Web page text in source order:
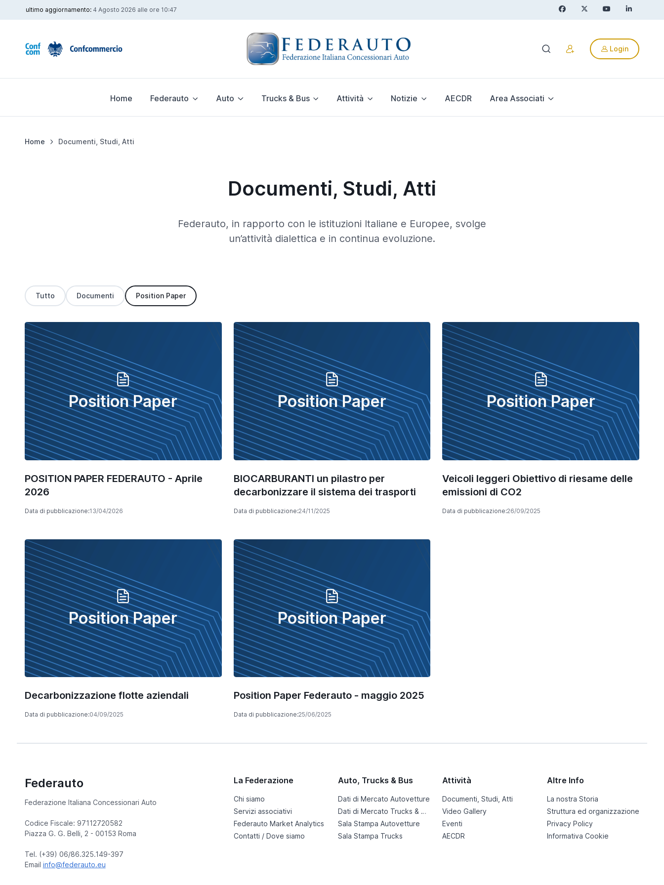
ultimo aggiornamento: 4 Agosto 2026 alle ore 10:47
Login
Home Federauto Auto Trucks & Bus Attività Notizie AECDR Area Associati
Home Documenti, Studi, Atti
Documenti, Studi, Atti
Federauto, in rapporto con le istituzioni Italiane e Europee, svolge
un’attività dialettica e in continua evoluzione.
Tutto Documenti Position Paper
Position Paper
POSITION PAPER FEDERAUTO - Aprile
2026
Data di pubblicazione:13/04/2026
Position Paper
BIOCARBURANTI un pilastro per
decarbonizzare il sistema dei trasporti
Data di pubblicazione:24/11/2025
Position Paper
Veicoli leggeri Obiettivo di riesame delle
emissioni di CO2
Data di pubblicazione:26/09/2025
Position Paper
Decarbonizzazione flotte aziendali
Data di pubblicazione:04/09/2025
Position Paper
Position Paper Federauto - maggio 2025
Data di pubblicazione:25/06/2025
Federauto
Federazione Italiana Concessionari Auto
Codice Fiscale: 97112720582
Piazza G. G. Belli, 2 - 00153 Roma
Tel. (+39) 06/86.325.149-397
Email info@federauto.eu
La Federazione
Chi siamo
Servizi associativi
Federauto Market Analytics
Contatti / Dove siamo
Auto, Trucks & Bus
Dati di Mercato Autovetture
Dati di Mercato Trucks & Bus
Sala Stampa Autovetture
Sala Stampa Trucks
Attività
Documenti, Studi, Atti
Video Gallery
Eventi
AECDR
Altre Info
La nostra Storia
Struttura ed organizzazione
Privacy Policy
Informativa Cookie